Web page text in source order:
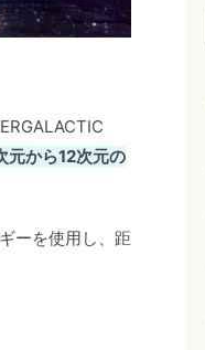
元から12次元の
ーを使用し、距